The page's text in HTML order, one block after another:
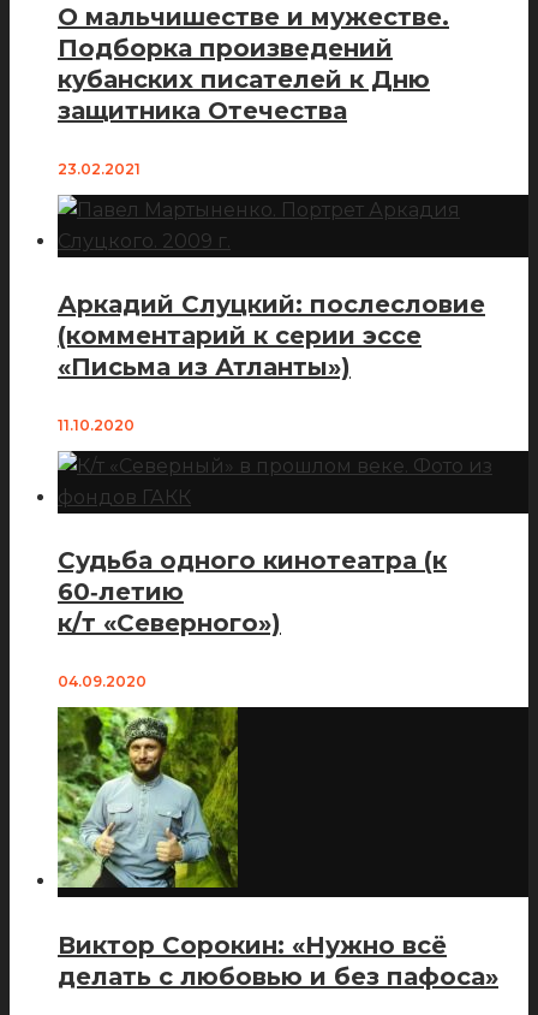
О мальчишестве и мужестве.
Подборка произведений
кубанских писателей к Дню
защитника Отечества
23.02.2021
Аркадий Слуцкий: послесловие
(комментарий к серии эссе
«Письма из Атланты»)
11.10.2020
Судьба одного кинотеатра (к
60‑летию
к/т «Северного»)
04.09.2020
Виктор Сорокин: «Нужно всё
делать с любовью и без пафоса»